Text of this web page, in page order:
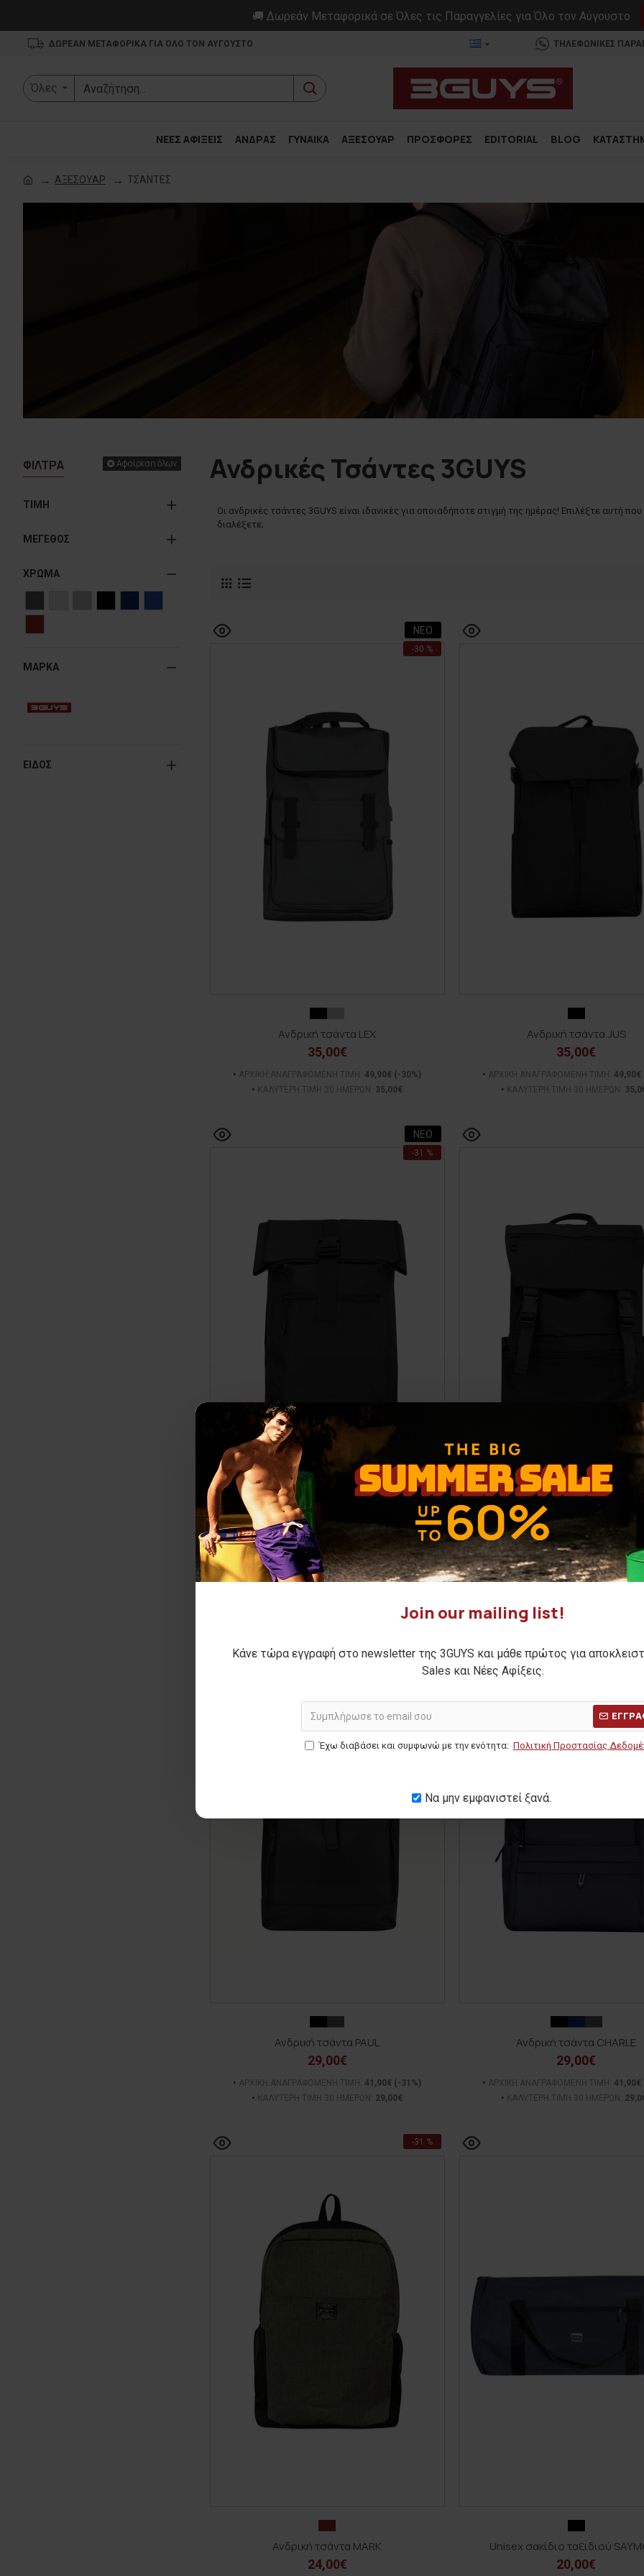
Join our mailing list!
Κάνε τώρα εγγραφή στο newsletter της 3GUYS και μάθε πρώτος για
Sales και Νέες Αφίξεις.
Έχω διαβάσει και συμφωνώ με την ενότητα: Πολιτική Προστασίας
Να μην εμφανιστεί ξανά.
🚚 Δωρεάν Μεταφορικά σε Όλες τις Παραγγελίες για Όλο τον Αύγουστο
ΔΩΡΕΑΝ ΜΕΤΑΦΟΡΙΚΑ ΓΙΑ ΟΛΟ ΤΟΝ ΑΥΓΟΥΣΤΟ ΤΗΛΕΦΩΝΙΚΕΣ
Όλες
ΝΕΕΣ ΑΦΙΞΕΙΣ ΑΝΔΡΑΣ ΓΥΝΑΙΚΑ ΑΞΕΣΟΥΑΡ ΠΡΟΣΦΟΡΕΣ EDITORIAL BLOG
ΑΞΕΣΟΥΑΡ ΤΣΑΝΤΕΣ
ΦΙΛΤΡΑ Αφαίρεση όλων
ΤΙΜΗ
ΜΑΡΚΑ
ΧΡΩΜΑ
ΜΕΓΕΘΟΣ
ΕΙΔΟΣ
Ανδρικές Τσάντες 3GUYS
Οι ανδρικές τσάντες 3GUYS είναι ιδανικές για οποιαδήποτε στιγμή της ημέρας! Επιλέξτε αυτή
διαλέξετε;
ΝΕΟ
-30 %
Ανδρική τσάντα LEX
35,00€
ΑΡΧΙΚΗ ΑΝΑΓΡΑΦΟΜΕΝΗ ΤΙΜΗ: 49,90€ (-30%)
ΚΑΛΥΤΕΡΗ ΤΙΜΗ 30 ΗΜΕΡΩΝ:
35,00€
Ανδρική τσάντα JUS
35,00€
ΑΡΧΙΚΗ ΑΝΑΓΡΑΦΟΜΕΝΗ ΤΙΜΗ: 49,90€
ΚΑΛΥΤΕΡΗ ΤΙΜΗ 30 ΗΜΕΡΩΝ:
ΝΕΟ
-31 %
Ανδρική τσάντα CALEB
29,00€
ΑΡΧΙΚΗ ΑΝΑΓΡΑΦΟΜΕΝΗ ΤΙΜΗ:41,90€ (-31%)
Ανδρική τσάντα WALTER
28,00€
ΑΡΧΙΚΗ ΑΝΑΓΡΑΦΟΜΕΝΗ ΤΙΜΗ:39,90€
-31 %
Ανδρική τσάντα PAUL
29,00€
ΑΡΧΙΚΗ ΑΝΑΓΡΑΦΟΜΕΝΗ ΤΙΜΗ: 41,90€ (-31%)
ΚΑΛΥΤΕΡΗ ΤΙΜΗ 30 ΗΜΕΡΩΝ: 29,00€
Ανδρική τσάντα CHARLE
29,00€
ΑΡΧΙΚΗ ΑΝΑΓΡΑΦΟΜΕΝΗ ΤΙΜΗ: 41,90€
ΚΑΛΥΤΕΡΗ ΤΙΜΗ 30 ΗΜΕΡΩΝ:
-31 %
Ανδρική τσάντα MARK
24,00€
Unisex σακίδιο ταξιδιού
20,00€